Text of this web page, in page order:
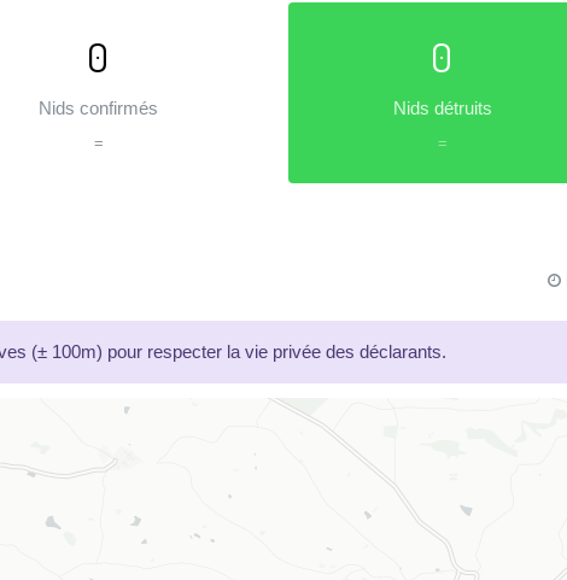
0
Nids confirmés
=
0
Nids détruits
=
(± 100m) pour respecter la vie privée des déclarants.